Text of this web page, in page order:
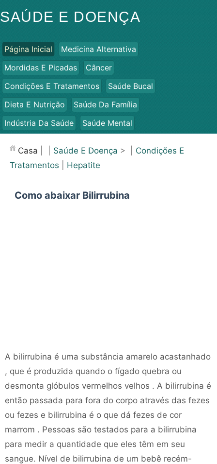
SAÚDE E DOENÇA
Página Inicial
Medicina Alternativa
Mordidas E Picadas
Câncer
Condições E Tratamentos
Saúde Bucal
Dieta E Nutrição
Saúde Da Família
Indústria Da Saúde
Saúde Mental
Saúde
Casa Saúde E Doença > | Condições E
Tratamentos
Hepatite
Como abaixar Bilirrubina
A bilirrubina é uma substância amarelo acastanhado
, que é produzida quando o fígado quebra ou
desmonta glóbulos vermelhos velhos . A bilirrubina é
então passada para fora do corpo através das fezes
ou fezes e bilirrubina é o que dá fezes de cor
marrom . Pessoas são testados para a bilirrubina
para medir a quantidade que eles têm em seu
sangue. Nível de bilirrubina de um bebê recém-